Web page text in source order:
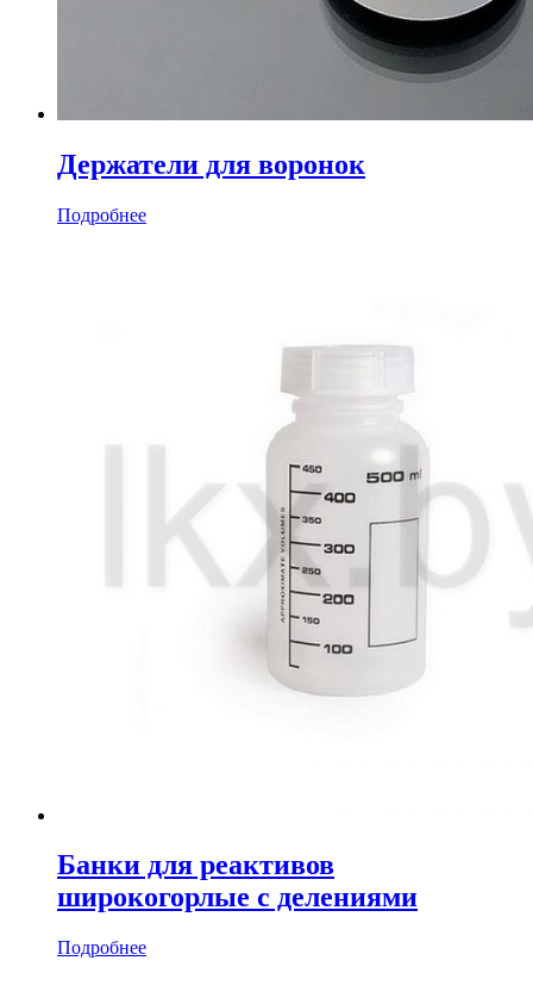
Держатели для воронок
Подробнее
Банки для реактивов
широкогорлые с делениями
Подробнее